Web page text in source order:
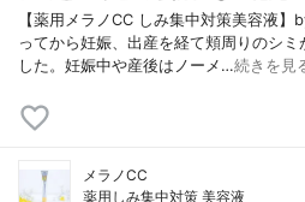
【薬用メラノCC しみ集中対策美容液
ってから妊娠、出産を経て頬周りのシ
した。妊娠中や産後はノーメ…続きを見
メラノCC
薬用しみ集中対策 美容液